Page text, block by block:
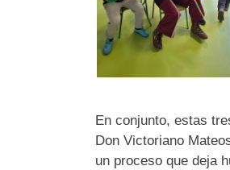
En conjunto, estas
Don Victoriano
un proceso que deja